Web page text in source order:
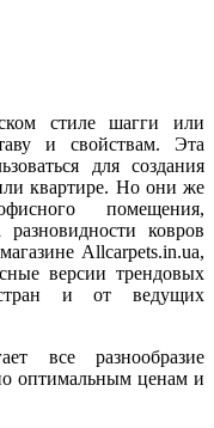
стиле шагги или
и свойствам. Эта
для создания
квартире. Но они же
помещения,
ковров
Аllcarpets.in.ua,
версии трендовых
и от ведущих
все разнообразие
оптимальным ценам и